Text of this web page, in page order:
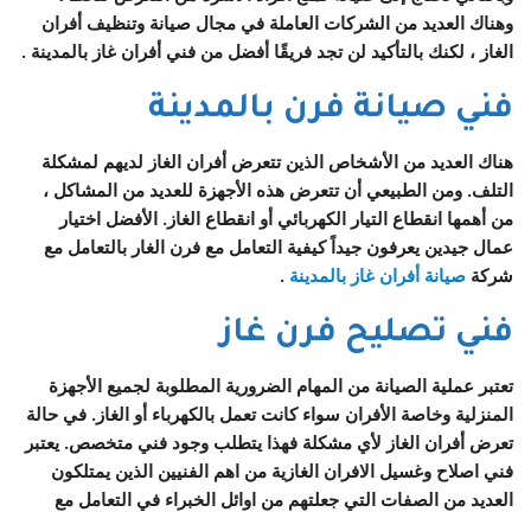
وهناك العديد من الشركات العاملة في مجال صيانة وتنظيف أفران
الغاز ، لكنك بالتأكيد لن تجد فريقًا أفضل من فني أفران غاز بالمدينة .
فني صيانة فرن بالمدينة
هناك العديد من الأشخاص الذين تتعرض أفران الغاز لديهم لمشكلة
التلف. ومن الطبيعي أن تتعرض هذه الأجهزة للعديد من المشاكل ،
من أهمها انقطاع التيار الكهربائي أو انقطاع الغاز. الأفضل اختيار
عمال جيدين يعرفون جيداً كيفية التعامل مع فرن الغار بالتعامل مع
شركة صيانة أفران غاز بالمدينة .
فني تصليح فرن غاز
تعتبر عملية الصيانة من المهام الضرورية المطلوبة لجميع الأجهزة
المنزلية وخاصة الأفران سواء كانت تعمل بالكهرباء أو الغاز. في حالة
تعرض أفران الغاز لأي مشكلة فهذا يتطلب وجود فني متخصص. يعتبر
فني اصلاح وغسيل الافران الغازية من اهم الفنيين الذين يمتلكون
العديد من الصفات التي جعلتهم من اوائل الخبراء في التعامل مع